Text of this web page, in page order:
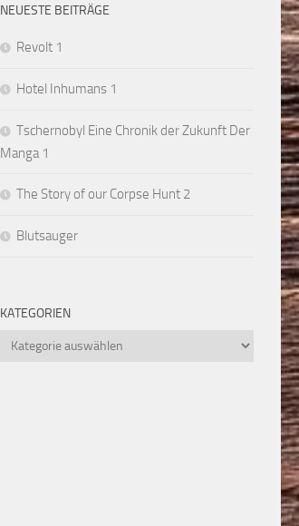
NEUESTE BEITRÄGE
Revolt 1
Hotel Inhumans 1
Tschernobyl Eine Chronik der Zukunft Der
Manga 1
The Story of our Corpse Hunt 2
Blutsauger
KATEGORIEN
Kategorien